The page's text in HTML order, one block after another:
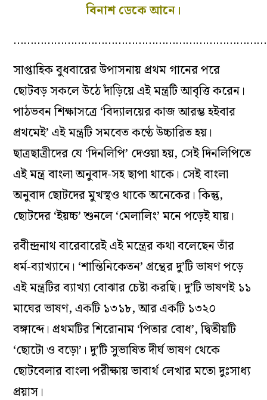
বিনাশ ডেকে আনে।
সাপ্তাহিক বুধবারের উপাসনায় প্রথম গানের পরে
ছোটবড় সকলে উঠে দাঁড়িয়ে এই মন্ত্রটি আবৃত্তি করেন।
পাঠভবন শিক্ষাসত্রে ‘বিদ্যালয়ের কাজ আরম্ভ হইবার
প্রথমেই’ এই মন্ত্রটি সমবেত কণ্ঠে উচ্চারিত হয়।
ছাত্রছাত্রীদের যে ‘দিনলিপি’ দেওয়া হয়, সেই দিনলিপিতে
এই মন্ত্র বাংলা অনুবাদ-সহ ছাপা থাকে। সেই বাংলা
অনুবাদ ছোটদের মুখস্থও থাকে অনেকের। কিন্তু,
ছোটদের ‘ইয়চ্চ’ শুনলে ‘মেলালিং’ মনে পড়েই যায়।
রবীন্দ্রনাথ বারেবারেই এই মন্ত্রের কথা বলেছেন তাঁর
ধর্ম-ব্যাখ্যানে। ‘শান্তিনিকেতন’ গ্রন্থের দু’টি ভাষণ পড়ে
এই মন্ত্রটির ব্যাখ্যা বোঝার চেষ্টা করছি। দু’টি ভাষণই ১১
মাঘের ভাষণ, একটি ১৩১৮, আর একটি ১৩২০
বঙ্গাব্দে। প্রথমটির শিরোনাম ‘পিতার বোধ’, দ্বিতীয়টি
‘ছোটো ও বড়ো’। দু’টি সুভাষিত দীর্ঘ ভাষণ থেকে
ছোটবেলার বাংলা পরীক্ষায় ভাবার্থ লেখার মতো দুঃসাধ্য
প্রয়াস।